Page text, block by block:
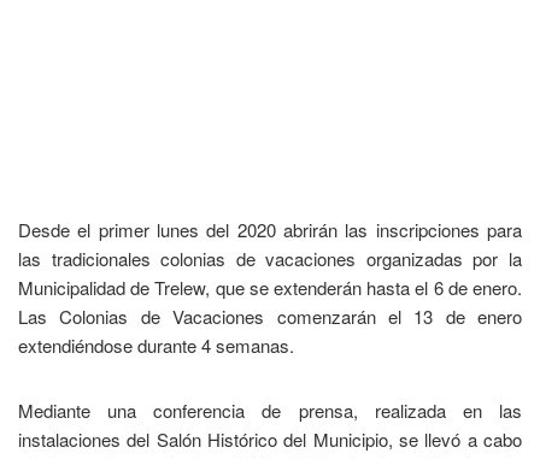
Desde el primer lunes del 2020 abrirán las inscripciones para
las tradicionales colonias de vacaciones organizadas por la
Municipalidad de Trelew, que se extenderán hasta el 6 de enero.
Las Colonias de Vacaciones comenzarán el 13 de enero
extendiéndose durante 4 semanas.
Mediante una conferencia de prensa, realizada en las
instalaciones del Salón Histórico del Municipio, se llevó a cabo